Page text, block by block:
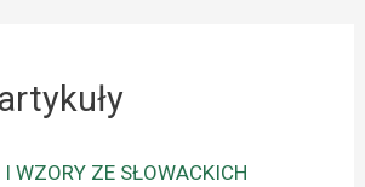
I WZORY ZE SŁOWACKICH